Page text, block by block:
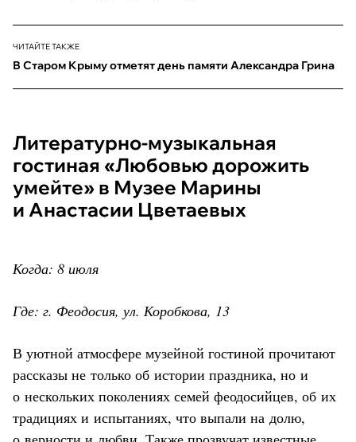
ЧИТАЙТЕ ТАКЖЕ
В Старом Крыму отметят день памяти Александра Грина
Литературно-музыкальная
гостиная «Любовью дорожить
умейте» в Музее Марины
и Анастасии Цветаевых
Когда: 8 июля
Где: г. Феодосия, ул. Коробкова, 13
В уютной атмосфере музейной гостиной прочитают
рассказы не только об истории праздника, но и
о нескольких поколениях семей феодосийцев, об их
традициях и испытаниях, что выпали на долю,